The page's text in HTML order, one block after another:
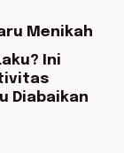
Menikah
Ini
Diabaikan